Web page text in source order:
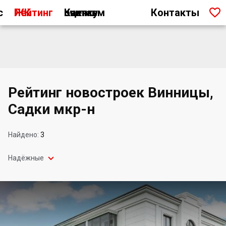
Рейтинг ЖК Как мы считаем оценку Контакты 
Рейтинг новостроек Винницы,
Садки мкр-н
Найдено: 3
Надёжные 